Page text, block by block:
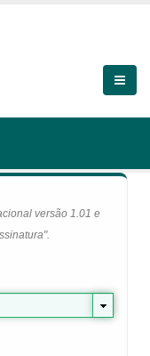
versão 1.01 e